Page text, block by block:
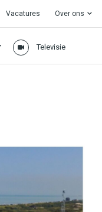
Vacatures Over ons
Televisie